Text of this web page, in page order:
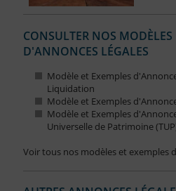
CONSULTER NOS MODÈLES
D'ANNONCES LÉGALES
Modèle et Exemples
Liquidation
Modèle et Exemples
Modèle et Exemples
Universelle de Patrimoine
Voir tous nos modèles et exemples